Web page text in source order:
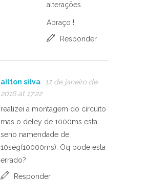
alterações.
Abraço !
Responder
ailton silva
12 de janeiro de
2016 at 17:22
realizei a montagem do circuito
mas o deley de 1000ms esta
seno namendade de
10seg(10000ms). Oq pode esta
errado?
Responder